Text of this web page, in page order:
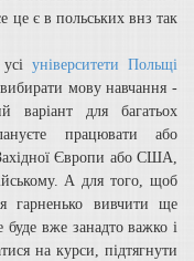
це є в польських внз так
університети Польщі
мову навчання -
варіант для багатьох
працювати або
Європи або США,
А для того, щоб
гарненько вивчити ще
вже занадто важко і
на курси, підтягнути